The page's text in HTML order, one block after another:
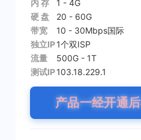
内 存
1 - 4G
硬 盘
20 - 60G
带宽
10 - 30Mbps国际
独立IP1个双ISP
流量
500G - 1T
测试IP103.18.229.1
产品一经开通